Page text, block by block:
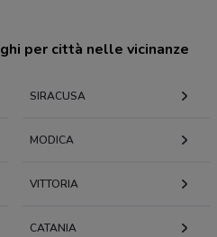
per città nelle vicinanze
SIRACUSA
MODICA
VITTORIA
CATANIA